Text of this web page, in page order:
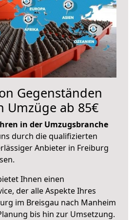
Gegenständen
Umzüge ab 85€
in der Umzugsbranche
durch die qualifizierten
Anbieter in Freiburg
Ihnen einen
der alle Aspekte Ihres
im Breisgau nach Manheim
bis hin zur Umsetzung.